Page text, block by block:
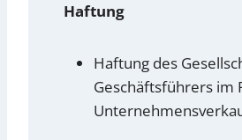
Haftung
Haftung des
Geschäftsführers im